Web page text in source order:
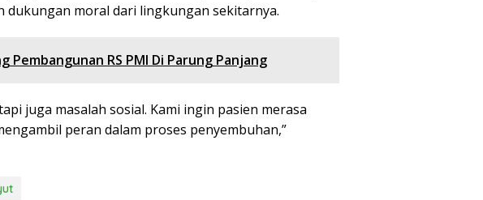
dukungan moral dari lingkungan sekitarnya.
Pembangunan RS PMI Di Parung Panjang
juga masalah sosial. Kami ingin pasien merasa
peran dalam proses penyembuhan,”